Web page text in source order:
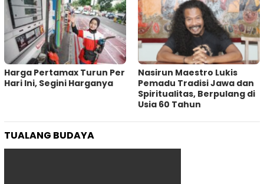
Harga Pertamax Turun Per
Hari Ini, Segini Harganya
‎Nasirun Maestro Lukis
Pemadu Tradisi Jawa dan
Spiritualitas, Berpulang di
Usia 60 Tahun
TUALANG BUDAYA